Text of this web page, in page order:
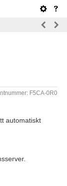
F5CA-0R0
automatiskt